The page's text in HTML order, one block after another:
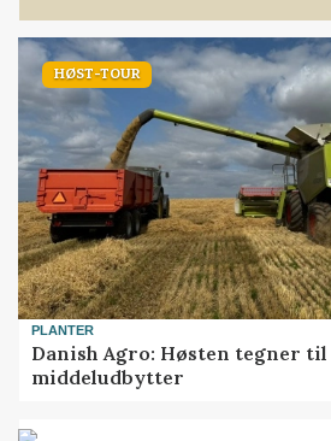
HØST-TOUR
PLANTER
Danish Agro: Høsten tegner
middeludbytter